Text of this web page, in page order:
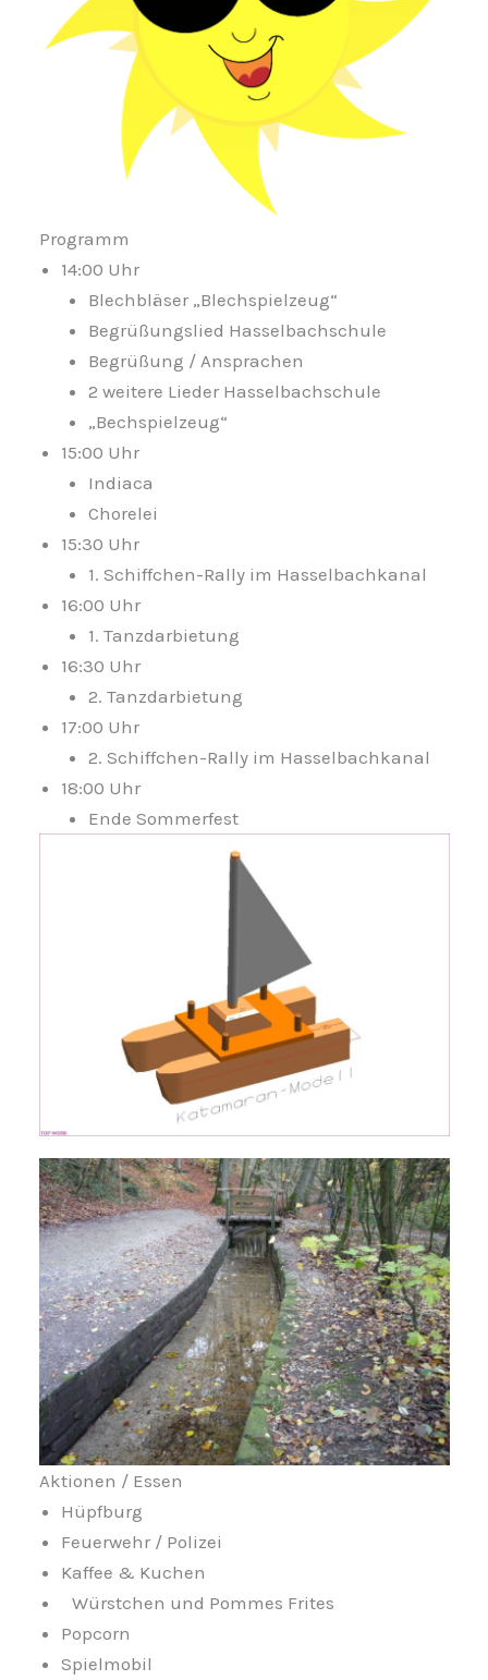
Programm
14:00 Uhr
Blechbläser „Blechspielzeug“
Begrüßungslied Hasselbachschule
Begrüßung / Ansprachen
2 weitere Lieder Hasselbachschule
„Bechspielzeug“
15:00 Uhr
Indiaca
Chorelei
15:30 Uhr
1. Schiffchen-Rally im Hasselbachkanal
16:00 Uhr
1. Tanzdarbietung
16:30 Uhr
2. Tanzdarbietung
17:00 Uhr
2. Schiffchen-Rally im Hasselbachkanal
18:00 Uhr
Ende Sommerfest
Aktionen / Essen
Hüpfburg
Feuerwehr / Polizei
Kaffee & Kuchen
Würstchen und Pommes Frites
Popcorn
Spielmobil